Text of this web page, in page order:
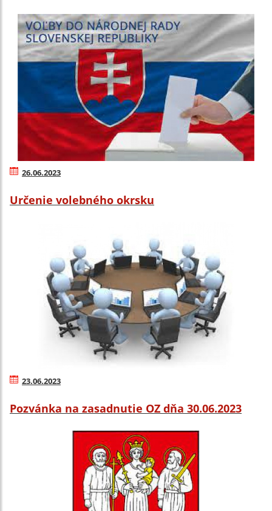
26.06.2023
Určenie volebného okrsku
23.06.2023
Pozvánka na zasadnutie OZ dňa 30.06.2023